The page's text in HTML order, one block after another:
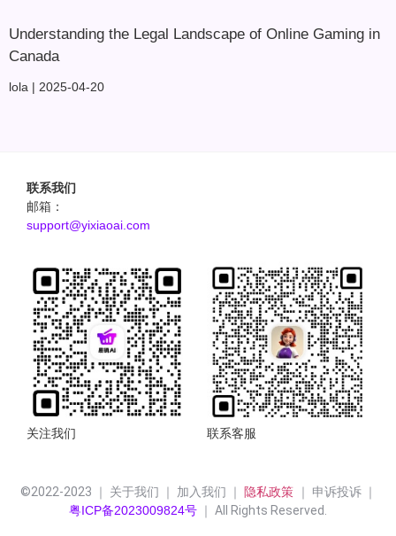
Understanding the Legal Landscape of Online Gaming in
Canada
lola 2025-04-20
联系我们
邮箱：
support@yixiaoai.com
关注我们 联系客服
©2022-2023 ｜ 关于我们 ｜ 加入我们 ｜ 隐私政策
｜ 申诉投诉 ｜
粤ICP备2023009824号 ｜ All Rights Reserved.